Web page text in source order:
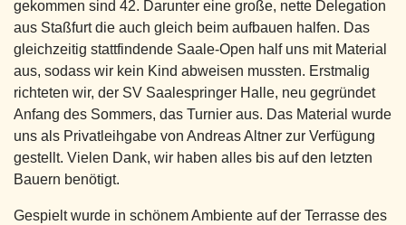
gekommen sind 42. Darunter eine große, nette Delegation
aus Staßfurt die auch gleich beim aufbauen halfen. Das
gleichzeitig stattfindende Saale-Open half uns mit Material
aus, sodass wir kein Kind abweisen mussten. Erstmalig
richteten wir, der SV Saalespringer Halle, neu gegründet
Anfang des Sommers, das Turnier aus. Das Material wurde
uns als Privatleihgabe von Andreas Altner zur Verfügung
gestellt. Vielen Dank, wir haben alles bis auf den letzten
Bauern benötigt.
Gespielt wurde in schönem Ambiente auf der Terrasse des